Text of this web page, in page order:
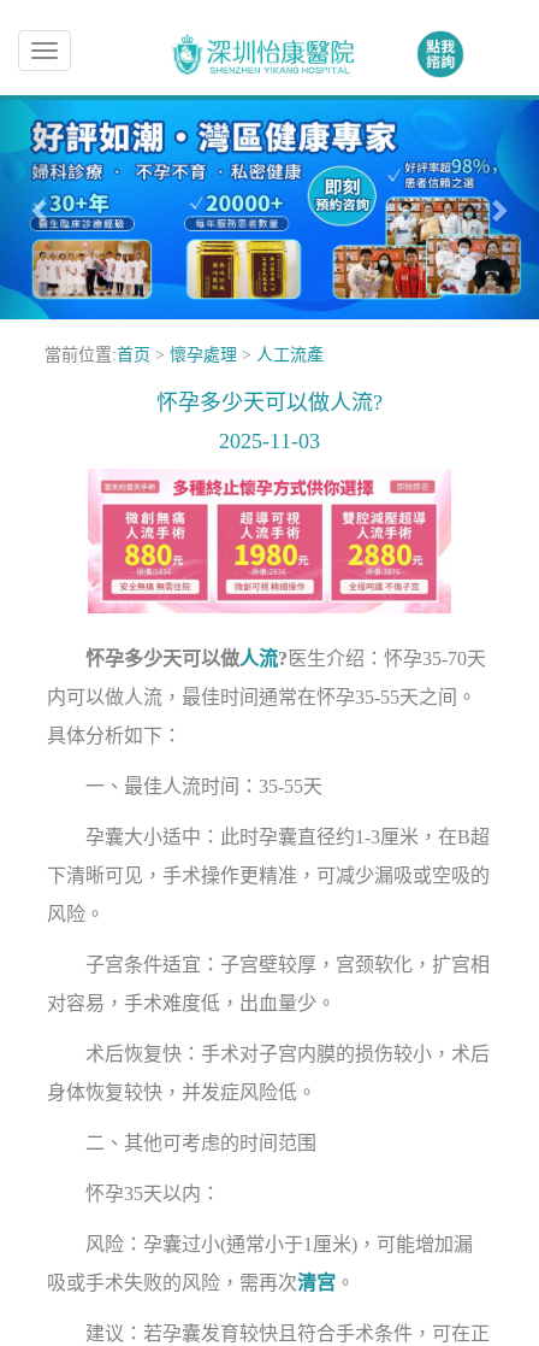
Toggle
navigation
當前位置:首页 > 懷孕處理 > 人工流產
怀孕多少天可以做人流?
2025-11-03
怀孕多少天可以做人流? 医生介绍：怀孕35-70天
内可以做人流，最佳时间通常在怀孕35-55天之间。
具体分析如下：
一、最佳人流时间：35-55天
孕囊大小适中：此时孕囊直径约1-3厘米，在B超
下清晰可见，手术操作更精准，可减少漏吸或空吸的
风险。
子宫条件适宜：子宫壁较厚，宫颈软化，扩宫相
对容易，手术难度低，出血量少。
术后恢复快：手术对子宫内膜的损伤较小，术后
身体恢复较快，并发症风险低。
二、其他可考虑的时间范围
怀孕35天以内：
风险：孕囊过小(通常小于1厘米)，可能增加漏
吸或手术失败的风险，需再次清宫 。
建议：若孕囊发育较快且符合手术条件，可在正